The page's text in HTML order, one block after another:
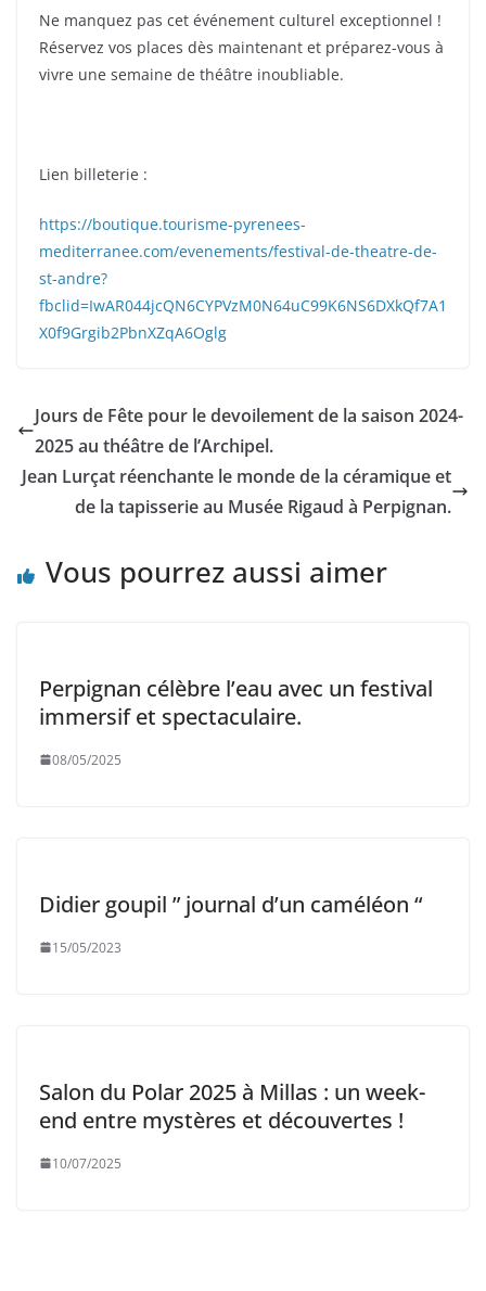
Ne manquez pas cet événement culturel exceptionnel !
Réservez vos places dès maintenant et préparez-vous à
vivre une semaine de théâtre inoubliable.
Lien billeterie :
https://boutique.tourisme-pyrenees-
mediterranee.com/evenements/festival-de-theatre-de-
st-andre?
fbclid=IwAR044jcQN6CYPVzM0N64uC99K6NS6DXkQf7A1
X0f9Grgib2PbnXZqA6Oglg
Jours de Fête pour le devoilement de la saison 2024-
2025 au théâtre de l’Archipel.
Jean Lurçat réenchante le monde de la céramique et
de la tapisserie au Musée Rigaud à Perpignan.
Vous pourrez aussi aimer
Perpignan célèbre l’eau avec un festival
immersif et spectaculaire.
08/05/2025
Didier goupil ” journal d’un caméléon “
15/05/2023
Salon du Polar 2025 à Millas : un week-
end entre mystères et découvertes !
10/07/2025